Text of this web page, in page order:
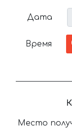
Дата
Время
Место